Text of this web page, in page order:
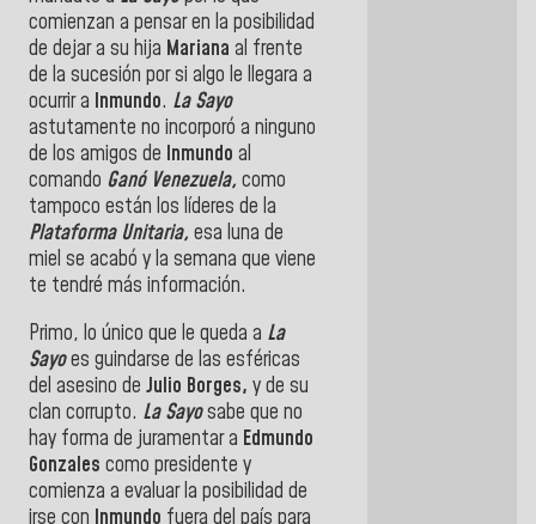
comienzan a pensar en la posibilidad
de dejar a su hija Mariana al frente
de la sucesión por si algo le llegara a
ocurrir a Inmundo. La Sayo
astutamente no incorporó a ninguno
de los amigos de Inmundo al
comando Ganó Venezuela, como
tampoco están los líderes de la
Plataforma Unitaria, esa luna de
miel se acabó y la semana que viene
te tendré más información.
Primo, lo único que le queda a La
Sayoes guindarse de las esféricas
del asesino de Julio Borges, y de su
clan corrupto. La Sayosabe que no
hay forma de juramentar a Edmundo
Gonzales como presidente y
comienza a evaluar la posibilidad de
irse con Inmundo fuera del país para